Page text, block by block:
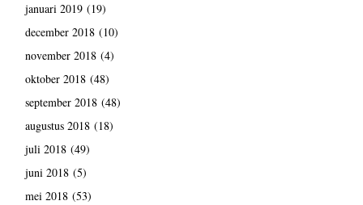
januari 2019(19)
december 2018(10)
november 2018(4)
oktober 2018(48)
september 2018(48)
augustus 2018(18)
juli 2018(49)
juni 2018(5)
mei 2018(53)